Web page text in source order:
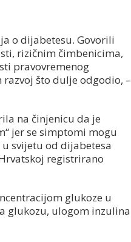
o dijabetesu. Govorili
rizičnim čimbenicima,
pravovremenog
što dulje odgodio, –
na činjenicu da je
jer se simptomi mogu
svijetu od dijabetesa
registrirano
glukoze u
glukozu, ulogom inzulina